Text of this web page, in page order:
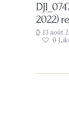
2022)
13 août
0